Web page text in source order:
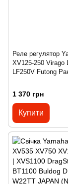
Реле регулятор
XV125-250 Virago
LF250V Futong
1 370 грн
Купити